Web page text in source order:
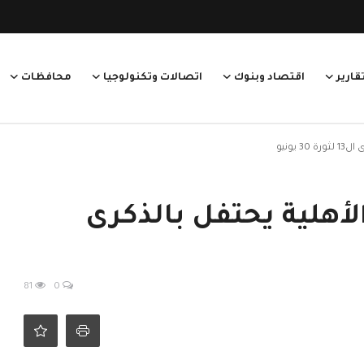
اقتصاد وبنوك اتصالات وتكنولوجيا
محافظات
يحتفل بالذكرى
0
81